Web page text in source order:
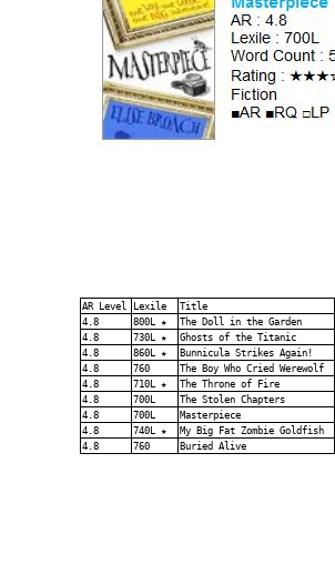
AR Level Lexile Title
4.8
800L ★ The Doll in the Garden
4.8
730L ★ Ghosts of the Titanic
4.8
860L ★ Bunnicula Strikes Again!
4.8
760 The Boy Who Cried Werewolf
4.8
710L ★ The Throne of Fire
4.8
700L The Stolen Chapters
4.8
700L Masterpiece
4.8
740L ★ My Big Fat Zombie Goldfish
4.8
760 Buried Alive